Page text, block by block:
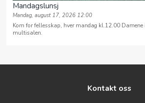
Mandagslunsj
Mandag, august 17, 2026 12:00
Kom for fellesskap, hver mandag kl.12.00 Damene
multisalen.
Kontakt oss